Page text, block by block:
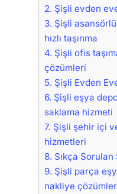
2. Şişli evden
3. Şişli
hızlı taşınma
4. Şişli ofis
çözümleri
5. Şişli Evden
6. Şişli eşya
saklama hizmeti
7. Şişli şehir içi
hizmetleri
8. Sıkça
9. Şişli parça
nakliye